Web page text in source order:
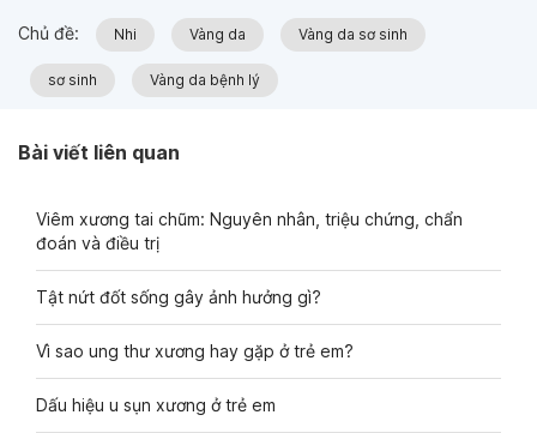
Chủ đề: Nhi Vàng da Vàng da sơ sinh
sơ sinh Vàng da bệnh lý
Bài viết liên quan
Viêm xương tai chũm: Nguyên nhân, triệu chứng, chẩn
đoán và điều trị
Tật nứt đốt sống gây ảnh hưởng gì?
Vì sao ung thư xương hay gặp ở trẻ em?
Dấu hiệu u sụn xương ở trẻ em